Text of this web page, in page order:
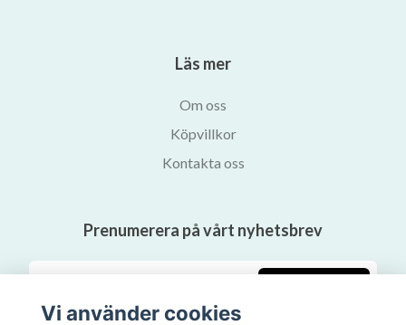
Läs mer
Om oss
Köpvillkor
Kontakta oss
Prenumerera på vårt nyhetsbrev
Vi använder cookies